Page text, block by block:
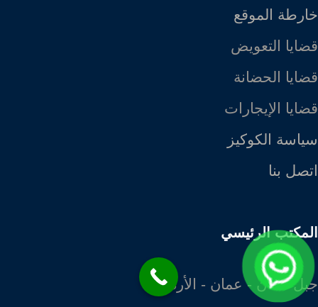
خارطة الموقع
قضايا التعويض
قضايا الحضانة
قضايا الإيجارات
سياسة الكوكيز
اتصل بنا
المكتب الرئيسي
جبل عمان - عمان - الأردن